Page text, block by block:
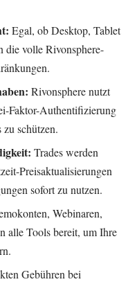
Egal, ob Desktop, Tablet
die volle Rivonsphere-
Rivonsphere nutzt
Faktor-Authentifizierung
schützen.
Trades werden
Preisaktualisierungen
sofort zu nutzen.
Webinaren,
alle Tools bereit, um Ihre
Gebühren bei